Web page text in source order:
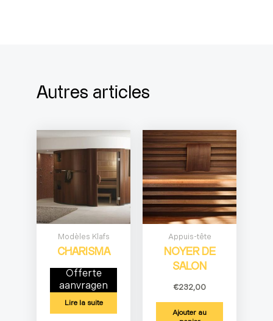
Autres articles
Modèles Klafs
CHARISMA
Offerte
aanvragen
Lire la suite
Appuis-tête
NOYER DE
SALON
€232,00
Ajouter au